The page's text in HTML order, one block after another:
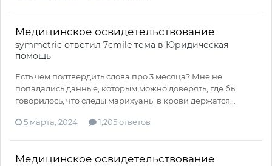
Медицинское освидетельствование
symmetric ответил 7cmile тема в Юридическая
помощь
Есть чем подтвердить слова про 3 месяца? Мне не
попадались данные, которым можно доверять, где бы
говорилось, что следы марихуаны в крови держатся...
5 марта, 2024 1,205 ответов
Медицинское освидетельствование